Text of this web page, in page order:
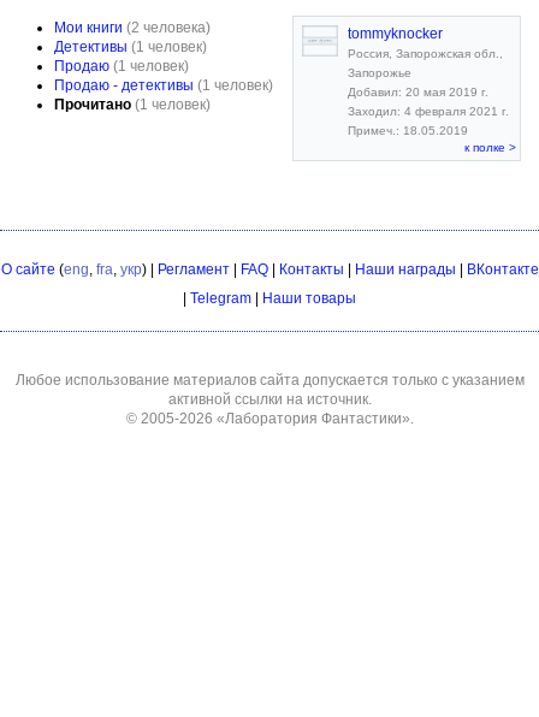
Мои книги (2 человека)
Детективы (1 человек)
Продаю (1 человек)
Продаю - детективы (1 человек)
Прочитано (1 человек)
tommyknocker
Россия, Запорожская обл.,
Запорожье
Добавил: 20 мая 2019 г.
Заходил: 4 февраля 2021 г.
Примеч.: 18.05.2019
к полке >
О сайте (eng, fra, укр) | Регламент| FAQ| Контакты Наши награды
ВКонтакте
Telegram Наши товары
Любое использование материалов сайта допускается только с указанием
активной ссылки на источник.
© 2005-2026 «Лаборатория Фантастики».